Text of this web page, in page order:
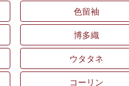
色留袖
博多織
ウタタネ
コーリン